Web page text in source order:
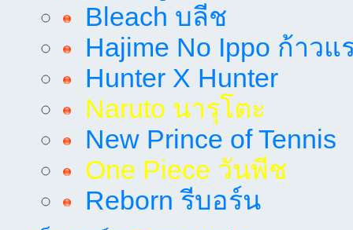
Bleach บลีช
Hajime No Ippo ก้าวแ
Hunter X Hunter
Naruto นารุโตะ
New Prince of Tennis
One Piece วันพีช
Reborn รีบอร์น